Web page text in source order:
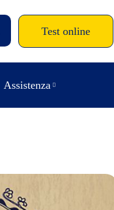
Test online
Assistenza